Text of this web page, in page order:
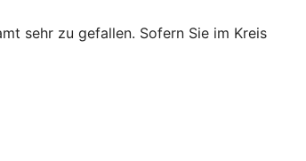
sehr zu gefallen. Sofern Sie im Kreis